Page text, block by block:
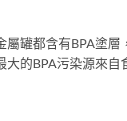
罐都含有BPA塗層
的BPA污染源來自